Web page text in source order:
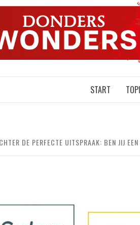
// ON BRAINS AND
START
DE PERFECTE UITSPRAAK: BEN JIJ